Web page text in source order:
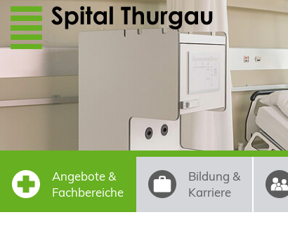
Direkt zum Inhalt
Angebote &
Fachbereiche
Bildung &
Karriere